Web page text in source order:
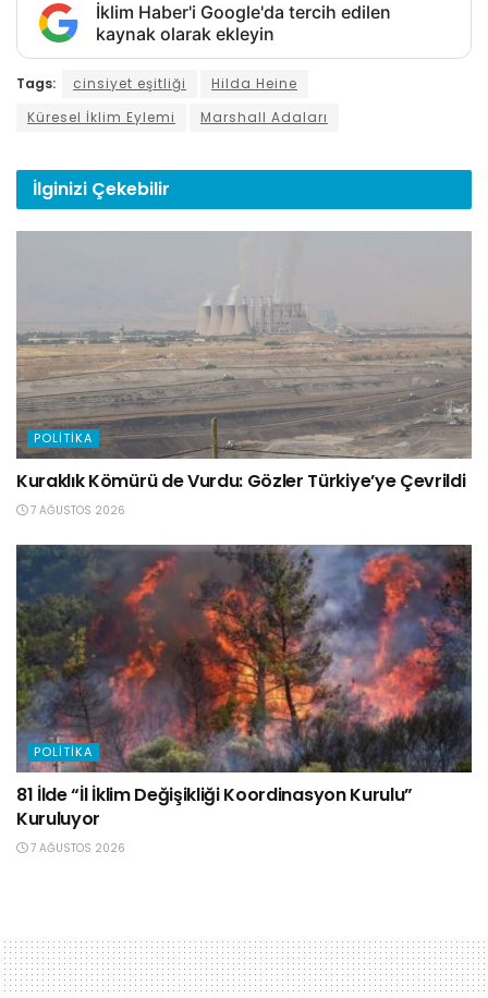
İklim Haber'i Google'da tercih edilen
kaynak olarak ekleyin
Tags: cinsiyet eşitliği
Hilda Heine
Küresel İklim Eylemi
Marshall Adaları
İlginizi Çekebilir
POLITIKA
Kuraklık Kömürü de Vurdu: Gözler Türkiye’ye Çevrildi
7 AĞUSTOS 2026
POLITIKA
81 İlde “İl İklim Değişikliği Koordinasyon Kurulu”
Kuruluyor
7 AĞUSTOS 2026